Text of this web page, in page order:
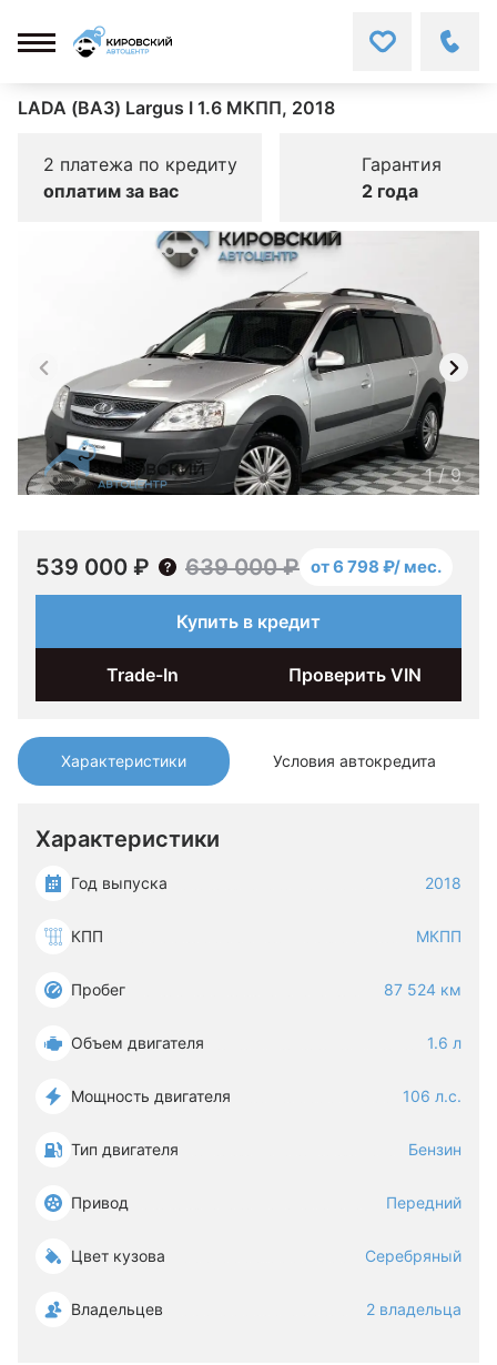
LADA (ВАЗ) Largus I 1.6 МКПП, 2018
2 платежа по кредиту
оплатим за вас
Гарантия
2 года
Характеристики Условия автокредита
Характеристики
Год выпуска 2018
КПП МКПП
Пробег 87 524 км
Объем двигателя 1.6 л
Мощность двигателя 106 л.с.
Тип двигателя Бензин
Привод Передний
Цвет кузова Серебряный
Владельцев 2 владельца
1/9
539 000 ₽ 639 000 ₽ от 6 798 ₽/ мес.
Купить в кредит
Trade-In Проверить VIN